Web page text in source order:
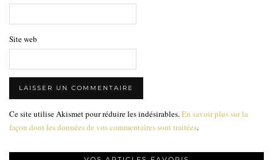
Site web
Ce site utilise Akismet pour réduire les indésirables. En savoir plus sur la
façon dont les données de vos commentaires sont traitées.